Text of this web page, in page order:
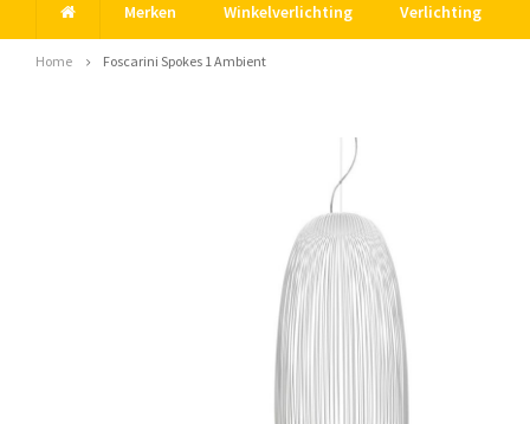
Merken Winkelverlichting Verlichting
Home Foscarini Spokes 1 Ambient